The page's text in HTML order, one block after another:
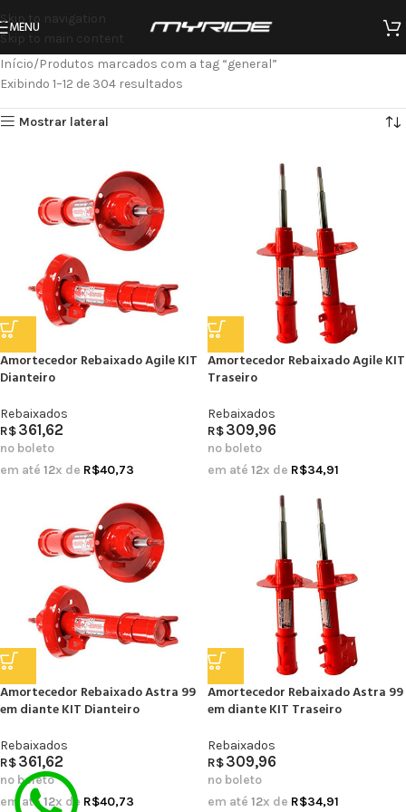
Skip to navigation
Skip to main content
MENU
Início Produtos marcados com a tag “general”
Exibindo 1–12 de 304 resultados
Mostrar lateral
Amortecedor Rebaixado Agile KIT
Dianteiro
Rebaixados
R$361,62
no boleto
em até 12x de R$40,73
Amortecedor Rebaixado Agile KIT
Traseiro
Rebaixados
R$309,96
no boleto
em até 12x de R$34,91
Amortecedor Rebaixado Astra 99
em diante KIT Dianteiro
Rebaixados
R$361,62
no boleto
em até12x de R$40,73
Amortecedor Rebaixado Astra 99
em diante KIT Traseiro
Rebaixados
R$309,96
no boleto
em até 12x de R$34,91